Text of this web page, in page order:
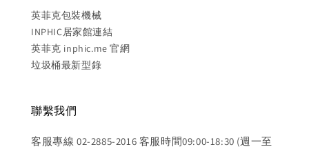
英菲克包裝機械
INPHIC居家館連結
英菲克 inphic.me 官網
垃圾桶最新型錄
聯繫我們
客服專線 02-2885-2016 客服時間09:00-18:30 (週一至